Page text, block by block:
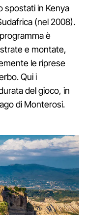
spostati in Kenya
(nel 2008).
è
e montate,
le riprese
Qui i
del gioco, in
di Monterosi.